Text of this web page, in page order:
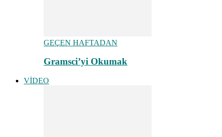
GEÇEN HAFTADAN
Gramsci’yi Okumak
VİDEO